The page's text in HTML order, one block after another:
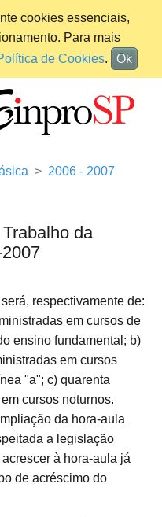
cookies essenciais,
Para mais
de Cookies. Ok
2006 - 2007
da
respectivamente de:
em cursos de
ensino fundamental; b)
em cursos
"a"; c) quarenta
cursos noturnos.
da hora-aula
a legislação
à hora-aula já
de acréscimo do